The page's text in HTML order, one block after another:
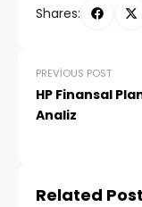
Shares:
PREVIOUS POST
HP Finansal
Analiz
Related